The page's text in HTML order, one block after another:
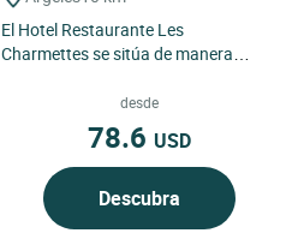
El Hotel Restaurante Les
Charmettes se sitúa de manera
las playas de Argelès con sus...
desde
78.6 USD
Descubra